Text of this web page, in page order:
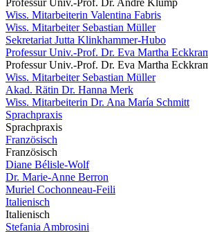
Professur Univ.-Prof. Dr. Andre Klump
Wiss. Mitarbeiterin Valentina Fabris
Wiss. Mitarbeiter Sebastian Müller
Sekretariat Jutta Klinkhammer-Hubo
Professur Univ.-Prof. Dr. Eva Martha
Professur Univ.-Prof. Dr. Eva Martha
Wiss. Mitarbeiter Sebastian Müller
Akad. Rätin Dr. Hanna Merk
Wiss. Mitarbeiterin Dr. Ana María Schmitt
Sprachpraxis
Sprachpraxis
Französisch
Französisch
Diane Bélisle-Wolf
Dr. Marie-Anne Berron
Muriel Cochonneau-Feili
Italienisch
Italienisch
Stefania Ambrosini